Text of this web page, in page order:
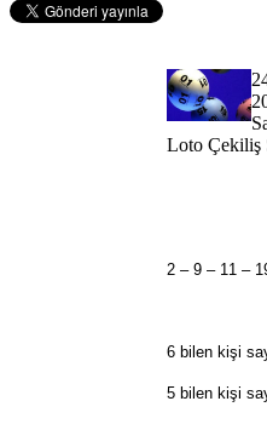
Loto Çekiliş
2 – 9 – 11 –
6 bilen kişi
5 bilen kişi